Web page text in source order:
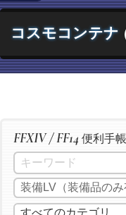
/ac "下地作業"
/ac "精密作業"
/ac "ヴェネレ
/ac "下地作業"
/ac "下地作業"
/ac "下地作業"
コスモコンテナ
FFXIV / FF14 便利手帳